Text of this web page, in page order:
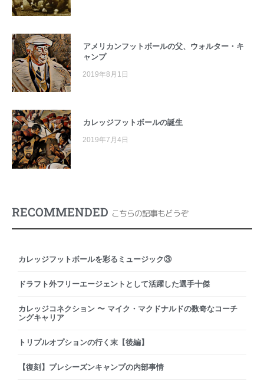
アメリカンフットボールの父、ウォルター・キ
ャンプ
2019年8月1日
カレッジフットボールの誕生
2019年7月4日
RECOMMENDED こちらの記事もどうぞ
カレッジフットボールを彩るミュージック③
ドラフト外フリーエージェントとして活躍した選手十傑
カレッジコネクション 〜 マイク・マクドナルドの数奇なコーチ
ングキャリア
トリプルオプションの行く末【後編】
【復刻】プレシーズンキャンプの内部事情